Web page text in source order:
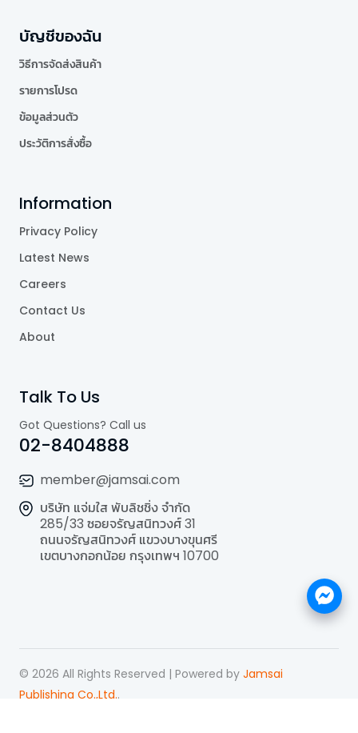
บัญชีของฉัน
วิธีการจัดส่งสินค้า
รายการโปรด
ข้อมูลส่วนตัว
ประวัติการสั่งซื้อ
Information
Privacy Policy
Latest News
Careers
Contact Us
About
Talk To Us
Got Questions? Call us
02-8404888
member@jamsai.com
บริษัท แจ่มใส พับลิชชิ่ง จำกัด
285/33 ซอยจรัญสนิทวงศ์ 31
ถนนจรัญสนิทวงศ์ แขวงบางขุนศรี
เขตบางกอกน้อย กรุงเทพฯ 10700
© 2026 All Rights Reserved | Powered by Jamsai
Publishing Co.,Ltd..